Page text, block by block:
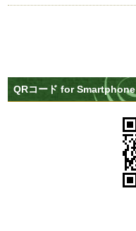
QRコード for Smartphone